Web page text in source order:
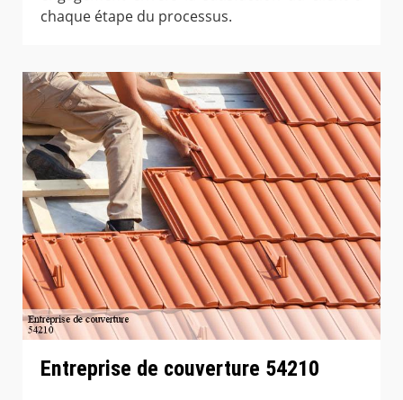
chaque étape du processus.
Entreprise de couverture 54210